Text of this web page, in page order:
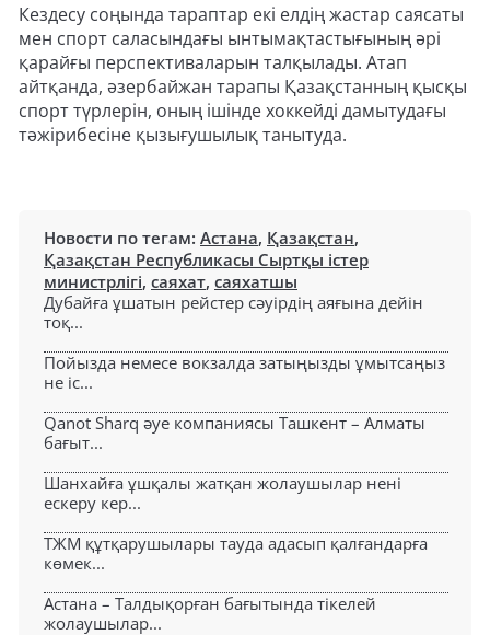
Кездесу соңында тараптар екі елдің жастар саясаты
мен спорт саласындағы ынтымақтастығының әрі
қарайғы перспективаларын талқылады. Атап
айтқанда, әзербайжан тарапы Қазақстанның қысқы
спорт түрлерін, оның ішінде хоккейді дамытудағы
тәжірибесіне қызығушылық танытуда.
Новости по тегам: Астана, Қазақстан,
Қазақстан Республикасы Сыртқы істер
министрлігі, саяхат, саяхатшы
Дубайға ұшатын рейстер сәуірдің аяғына дейін
тоқ...
Пойызда немесе вокзалда затыңызды ұмытсаңыз
не іс...
Qanot Sharq әуе компаниясы Ташкент – Алматы
бағыт...
Шанхайға ұшқалы жатқан жолаушылар нені
ескеру кер...
ТЖМ құтқарушылары тауда адасып қалғандарға
көмек...
Астана – Талдықорған бағытында тікелей
жолаушылар...